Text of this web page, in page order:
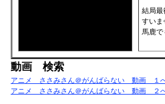
結局最
すいま
馬鹿で
動画 検索
アニメ ささみさん＠がんばらない 動画 １
アニメ ささみさん＠がんばらない 動画 ２